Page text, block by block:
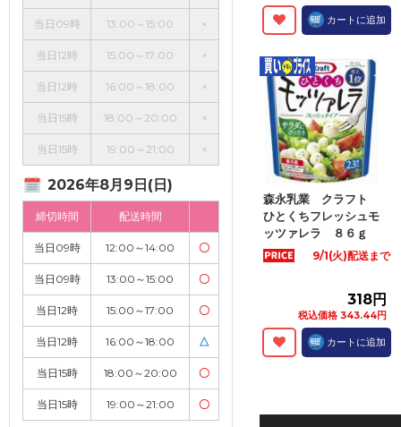
当日09時 13:00～15:00 ×
当日12時 15:00～17:00 ×
当日12時 16:00～18:00 ×
当日15時 18:00～20:00 ×
当日15時 19:00～21:00 ×
2026年8月9日(日)
締切時間 配送時間
当日09時 12:00～14:00 〇
当日09時 13:00～15:00 〇
当日12時 15:00～17:00 〇
当日12時 16:00～18:00 △
当日15時 18:00～20:00 〇
当日15時 19:00～21:00 〇
カートに追加
森永乳業 クラフト
ひとくちフレッシュモ
ッツァレラ ８６ｇ
9/1(火)配送まで
318円
税込価格 343.44円
カートに追加